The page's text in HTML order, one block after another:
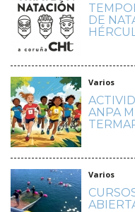
DE
Varios
ANPA
Varios